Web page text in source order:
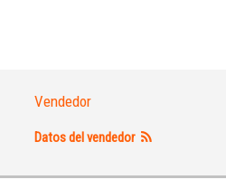
Vendedor
Datos del vendedor